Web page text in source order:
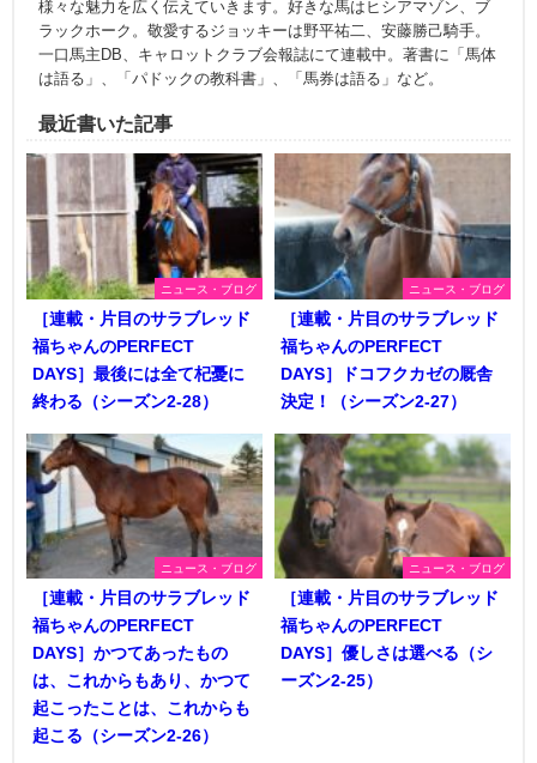
様々な魅力を広く伝えていきます。好きな馬はヒシアマゾン、ブ
ラックホーク。敬愛するジョッキーは野平祐二、安藤勝己騎手。
一口馬主DB、キャロットクラブ会報誌にて連載中。著書に「馬体
は語る」、「パドックの教科書」、「馬券は語る」など。
最近書いた記事
ニュース・ブログ
［連載・片目のサラブレッド
福ちゃんのPERFECT
DAYS］最後には全て杞憂に
終わる（シーズン2-28）
ニュース・ブログ
［連載・片目のサラブレッド
福ちゃんのPERFECT
DAYS］ドコフクカゼの厩舎
決定！（シーズン2-27）
ニュース・ブログ
［連載・片目のサラブレッド
福ちゃんのPERFECT
DAYS］かつてあったもの
は、これからもあり、かつて
起こったことは、これからも
起こる（シーズン2-26）
ニュース・ブログ
［連載・片目のサラブレッド
福ちゃんのPERFECT
DAYS］優しさは選べる（シ
ーズン2-25）